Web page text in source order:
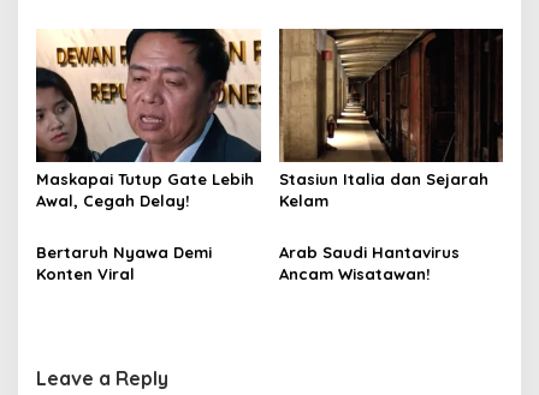
Maskapai Tutup Gate Lebih
Awal, Cegah Delay!
Stasiun Italia dan Sejarah
Kelam
Bertaruh Nyawa Demi
Konten Viral
Arab Saudi Hantavirus
Ancam Wisatawan!
Leave a Reply